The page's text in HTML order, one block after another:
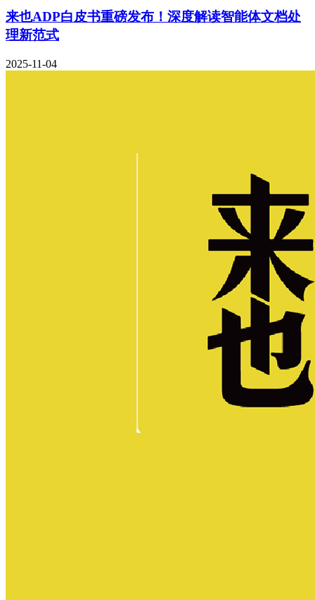
来也ADP白皮书重磅发布！深度解读智能体文档处
理新范式
2025-11-04